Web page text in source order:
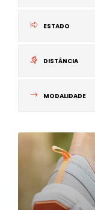
ESTADO
DISTÂNCIA
MODALIDADE